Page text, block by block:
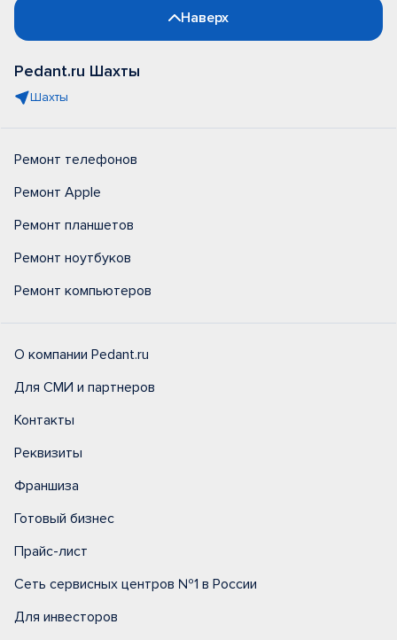
Наверх
Pedant.ru Шахты
Шахты
Ремонт телефонов
Ремонт Apple
Ремонт планшетов
Ремонт ноутбуков
Ремонт компьютеров
О компании Pedant.ru
Для СМИ и партнеров
Контакты
Реквизиты
Франшиза
Готовый бизнес
Прайс-лист
Сеть сервисных центров №1 в России
Для инвесторов